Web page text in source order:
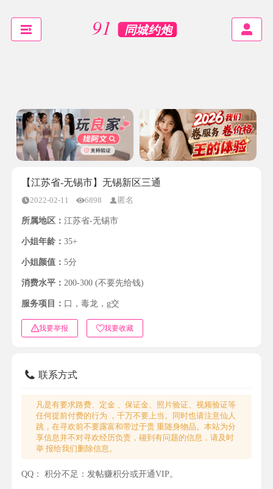
【江苏省-无锡市】无锡新区三通
2022-02-11 6898 匿名
所属地区： 江苏省-无锡市
小姐年龄： 35+
小姐颜值： 5分
消费水平： 200-300 (不要先给钱)
服务项目： 口，毒龙，g交
我要举报 我要收藏
联系方式
凡是有要求路费、定金 、保证金、照片验证、视频验证等
任何提前付费的行为 ，千万不要上当。同时也请注意仙人
跳，在寻欢前不要露富和带过于贵 重随身物品。本站为分
享信息并不对寻欢经历负责，碰到有问题的信息，请及时
举 报给我们删除信息。
QQ： 积分不足：发帖赚积分或开通VIP。